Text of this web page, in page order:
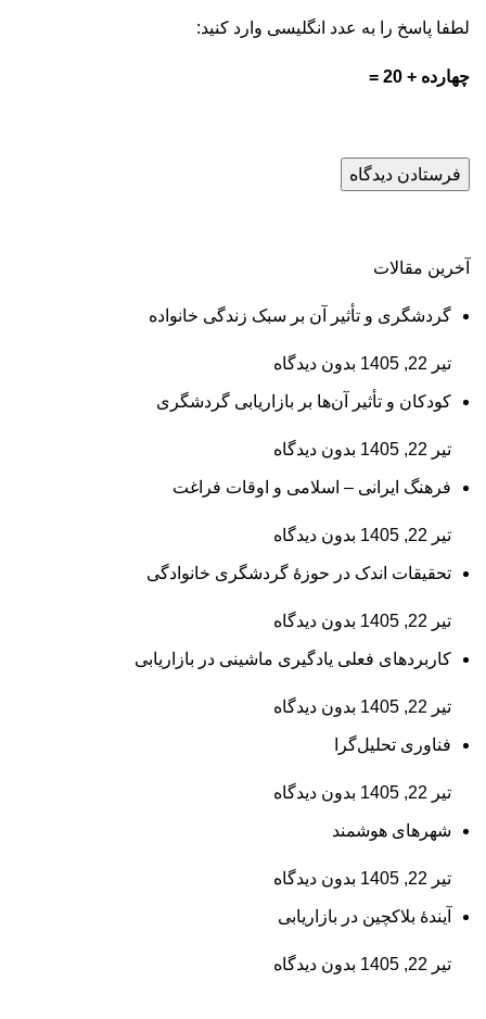
لطفا پاسخ را به عدد انگلیسی وارد کنید:
چهارده + 20 =
آخرین مقالات
گردشگری و تأثیر آن بر سبک زندگی خانواده
تیر 22, 1405 بدون دیدگاه
کودکان و تأثیر آن‌ها بر بازاریابی گردشگری
تیر 22, 1405 بدون دیدگاه
فرهنگ ایرانی – اسلامی و اوقات فراغت
تیر 22, 1405 بدون دیدگاه
تحقیقات اندک در حوزۀ گردشگری خانوادگی
تیر 22, 1405 بدون دیدگاه
کاربردهای فعلی یادگیری ماشینی در بازاریابی
تیر 22, 1405 بدون دیدگاه
فناوری تحلیل‌گرا
تیر 22, 1405 بدون دیدگاه
شهرهای هوشمند
تیر 22, 1405 بدون دیدگاه
آیندۀ بلاکچین در بازاریابی
تیر 22, 1405 بدون دیدگاه